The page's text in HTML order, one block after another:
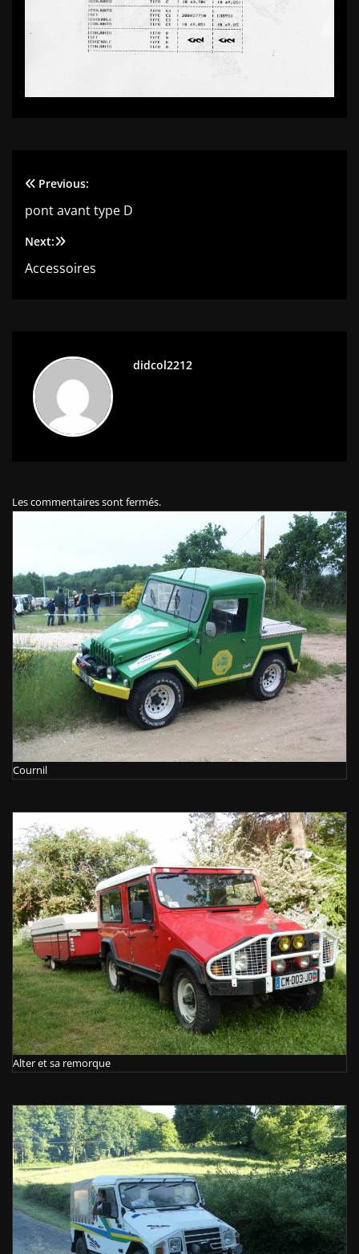
Navigation
de
l’article
Previous:
pont avant type D
Next:
Accessoires
didcol2212
Les commentaires sont fermés.
Cournil
Alter et sa remorque